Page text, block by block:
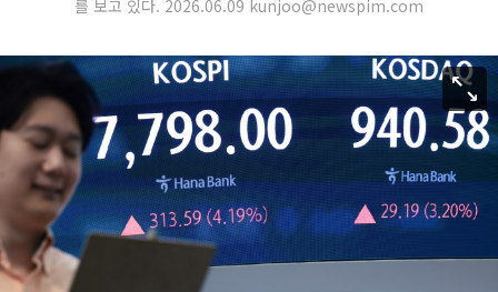
를 보고 있다. 2026.06.09 kunjoo@newspim.com